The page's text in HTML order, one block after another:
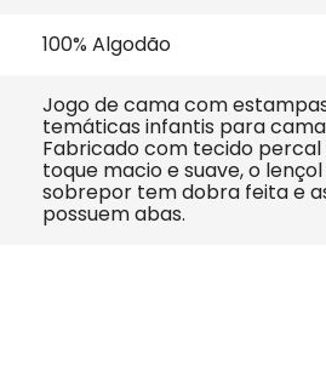
100% Algodão
Jogo de cama com
temáticas infantis para
Fabricado com tecido percal
toque macio e suave, o
sobrepor tem dobra feita e
possuem abas.